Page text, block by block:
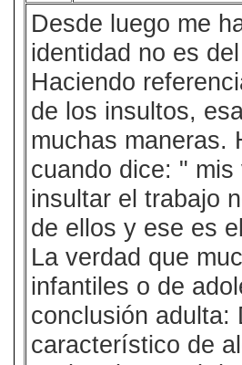
Desde luego me
identidad no es
Haciendo
de los insultos,
muchas maneras.
cuando dice: "
insultar el trabajo
de ellos y ese es
La verdad que
infantiles o de
conclusión adulta:
característico de